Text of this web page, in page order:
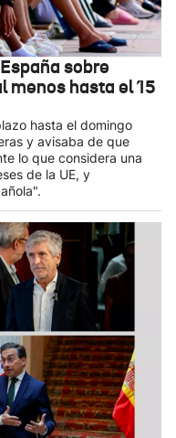
sobre
menos hasta el 15
hasta el domingo
y avisaba de que
lo que considera una
de la UE, y